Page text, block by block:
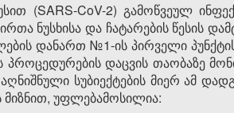
(SARS-CoV-2) გამოწვეულ
ნუსხისა და ჩატარების წესის
დანართ №1-ის პირველი
პროცედურების დაცვის თაობაზე
აღნიშნული სუბიექტების მიერ ამ
მიზნით, უფლებამოსილია: